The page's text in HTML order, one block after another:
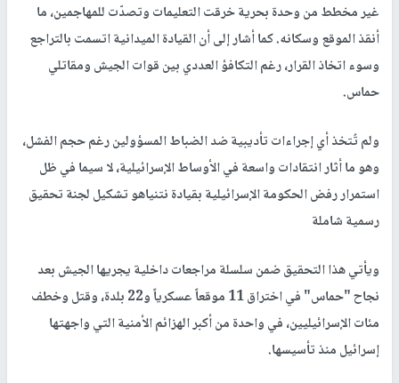
غير مخطط من وحدة بحرية خرقت التعليمات وتصدّت للمهاجمين، ما
أنقذ الموقع وسكانه. كما أشار إلى أن القيادة الميدانية اتسمت بالتراجع
وسوء اتخاذ القرار، رغم التكافؤ العددي بين قوات الجيش ومقاتلي
حماس.
ولم تُتخذ أي إجراءات تأديبية ضد الضباط المسؤولين رغم حجم الفشل،
وهو ما أثار انتقادات واسعة في الأوساط الإسرائيلية، لا سيما في ظل
استمرار رفض الحكومة الإسرائيلية بقيادة نتنياهو تشكيل لجنة تحقيق
رسمية شاملة
ويأتي هذا التحقيق ضمن سلسلة مراجعات داخلية يجريها الجيش بعد
نجاح "حماس" في اختراق 11 موقعاً عسكرياً و22 بلدة، وقتل وخطف
مئات الإسرائيليين، في واحدة من أكبر الهزائم الأمنية التي واجهتها
إسرائيل منذ تأسيسها.